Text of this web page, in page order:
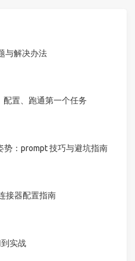
与解决办法
配置、跑通第一个任务
势：prompt 技巧与避坑指南
接器配置指南
实战